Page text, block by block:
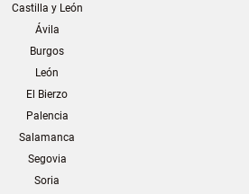
Castilla y León
Ávila
Burgos
León
El Bierzo
Palencia
Salamanca
Segovia
Soria